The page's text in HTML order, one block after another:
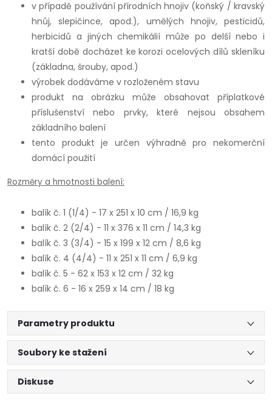
v případě používání přírodních hnojiv (koňský / kravský
hnůj, slepičince, apod.), umělých hnojiv, pesticidů,
herbicidů a jiných chemikálií může po delší nebo i
kratší době docházet ke korozi ocelových dílů skleníku
(základna, šrouby, apod.)
výrobek dodáváme v rozloženém stavu
produkt na obrázku může obsahovat příplatkové
příslušenství nebo prvky, které nejsou obsahem
základního balení
tento produkt je určen výhradně pro nekomerční
domácí použití
Rozměry a hmotnosti balení:
balík č. 1 (1/4) - 17 x 251 x 10 cm / 16,9 kg
balík č. 2 (2/4) - 11 x 376 x 11 cm / 14,3 kg
balík č. 3 (3/4) - 15 x 199 x 12 cm / 8,6 kg
balík č. 4 (4/4) - 11 x 251 x 11 cm / 6,9 kg
balík č. 5 - 62 x 153 x 12 cm / 32 kg
balík č. 6 - 16 x 259 x 14 cm / 18 kg
Parametry produktu
Soubory ke stažení
Diskuse